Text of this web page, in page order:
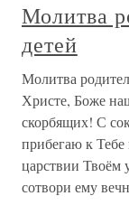
Молитва
детей
Молитва
Христе, Боже
скорбящих! С
прибегаю к
царствии Твоём
сотвори ему